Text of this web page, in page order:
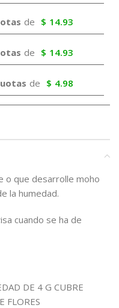
de $ 14.93
de $ 14.93
de $ 4.98
o que desarrolle moho
la humedad.
cuando se ha de
DE 4 G CUBRE
FLORES